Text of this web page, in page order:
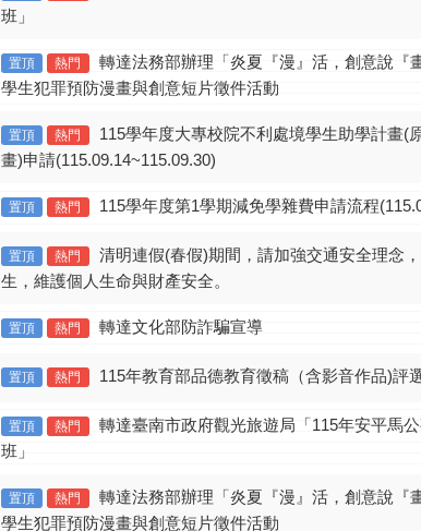
班」
置頂 熱門
轉達法務部辦理「炎夏『漫』活，創意說『
學生犯罪預防漫畫與創意短片徵件活動
置頂 熱門
115學年度大專校院不利處境學生助學計畫(
畫)申請(115.09.14~115.09.30)
置頂 熱門 115學年度第1學期減免學雜費申請流程
置頂 熱門
清明連假(春假)期間，請加強交通安全理念
生，維護個人生命與財產安全。
置頂 熱門 轉達文化部防詐騙宣導
置頂 熱門 115年教育部品德教育徵稿（含影音作品)評
置頂 熱門
轉達臺南市政府觀光旅遊局「115年安平馬
班」
置頂 熱門
轉達法務部辦理「炎夏『漫』活，創意說『
學生犯罪預防漫畫與創意短片徵件活動